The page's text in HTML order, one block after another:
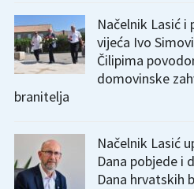
Načelnik Lasić i
vijeća Ivo
Čilipima
domovinske
branitelja
Načelnik Lasić
Dana pobjede i
Dana hrvatskih